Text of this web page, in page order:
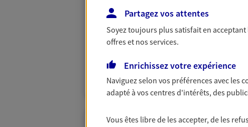
79200 La Chapelle Bertrand
06 82 56 84 93
VOIR NOTRE SITE WEB
N° Orias * (orias.fr) : 07017765
Partagez vos attentes
Soyez toujours plus satisfait en acceptant
offres et nos services.
Enrichissez votre expérience
Naviguez selon vos préférences avec les
adapté à vos centres d'intérêts, des
Vous êtes libre de les accepter, de les